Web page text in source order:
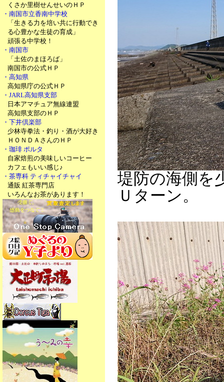
くさか里樹せんせいのＨＰ
・南国市立香南中学校
「生きる力を培い共に行動でき
る心豊かな生徒の育成」
頑張る中学校！
・南国市
「土佐のまほろば」
南国市の公式ＨＰ
・高知県
高知県庁の公式ＨＰ
・JARL高知県支部
日本アマチュア無線連盟
高知県支部のＨＰ
・下井倶楽部
少林寺拳法・釣り・酒が大好き
ＨＯＮＤＡさんのＨＰ
・珈琲 ポルタ
自家焙煎の美味しいコーヒー
カフェもいい感じ♪
・茶専科 ティチャイチャイ
通販 紅茶専門店
いろんなお茶があります！
堤防の海側を
Ｕターン。